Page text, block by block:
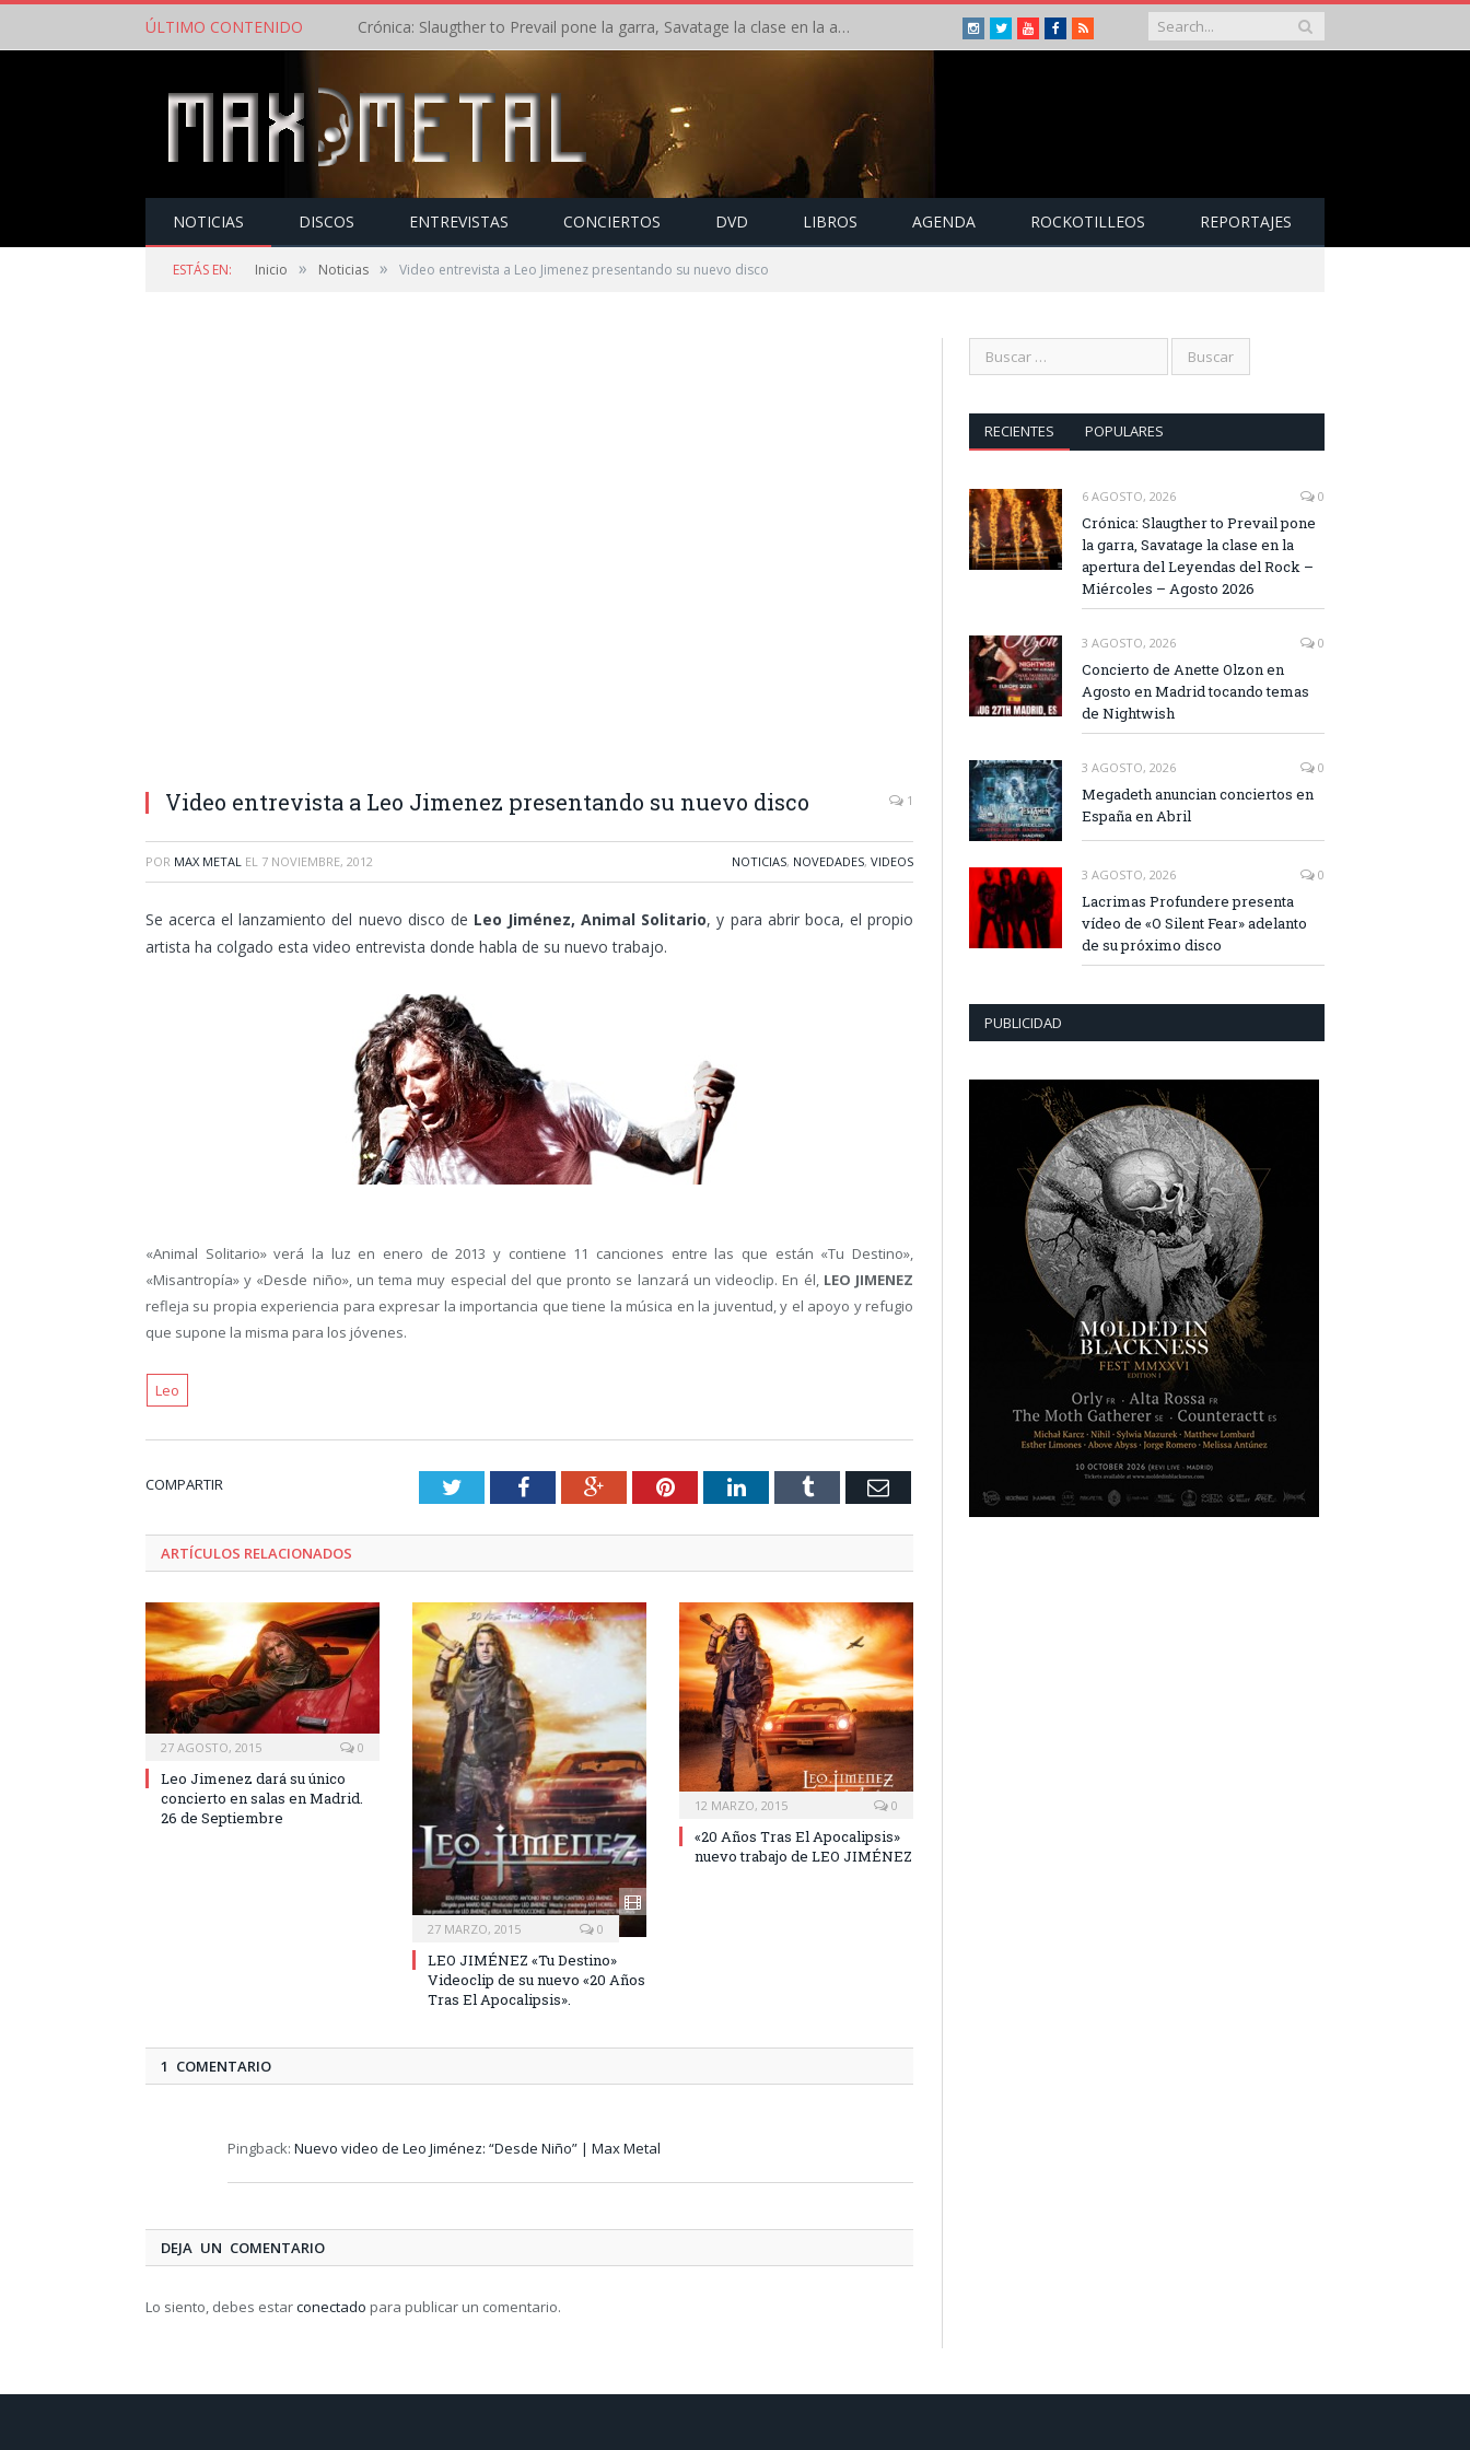
ÚLTIMO CONTENIDO Crónica: Slaugther to Prevail pone la garra, Savatage la clase en la apertura del Leyendas del Rock – Miércoles – Agosto 2026 Instagram
TwitterYoutubeFacebook
RSS
NOTICIAS DISCOS ENTREVISTAS CONCIERTOS DVD LIBROS AGENDA ROCKOTILLEOS REPORTAJES
ESTÁS EN: Inicio » Noticias » Video entrevista a Leo Jimenez presentando su nuevo disco
Video entrevista a Leo Jimenez presentando su nuevo disco 1
POR MAX METAL EL 7 NOVIEMBRE, 2012 NOTICIAS, NOVEDADES, VIDEOS
Se acerca el lanzamiento del nuevo disco de Leo Jiménez, Animal Solitario, y para abrir boca, el propio
artista ha colgado esta video entrevista donde habla de su nuevo trabajo.
«Animal Solitario» verá la luz en enero de 2013 y contiene 11 canciones entre las que están «Tu Destino»,
«Misantropía» y «Desde niño», un tema muy especial del que pronto se lanzará un videoclip. En él, LEO JIMENEZ
refleja su propia experiencia para expresar la importancia que tiene la música en la juventud, y el apoyo y refugio
que supone la misma para los jóvenes.
Leo
COMPARTIR TwitterFacebookGoogle+PinterestLinkedInTumblr Email
ARTÍCULOS RELACIONADOS
27 AGOSTO, 2015 0
Leo Jimenez dará su único
concierto en salas en Madrid.
26 de Septiembre
27 MARZO, 2015 0
LEO JIMÉNEZ «Tu Destino»
Videoclip de su nuevo «20 Años
Tras El Apocalipsis».
12 MARZO, 2015 0
«20 Años Tras El Apocalipsis»
nuevo trabajo de LEO JIMÉNEZ
1 COMENTARIO
Pingback: Nuevo video de Leo Jiménez: “Desde Niño” | Max Metal
DEJA UN COMENTARIO
Lo siento, debes estarconectado para publicar un comentario.
RECIENTES POPULARES
6 AGOSTO, 2026 0
Crónica: Slaugther to Prevail pone
la garra, Savatage la clase en la
apertura del Leyendas del Rock –
Miércoles – Agosto 2026
3 AGOSTO, 2026 0
Concierto de Anette Olzon en
Agosto en Madrid tocando temas
de Nightwish
3 AGOSTO, 2026 0
Megadeth anuncian conciertos en
España en Abril
3 AGOSTO, 2026 0
Lacrimas Profundere presenta
vídeo de «O Silent Fear» adelanto
de su próximo disco
PUBLICIDAD